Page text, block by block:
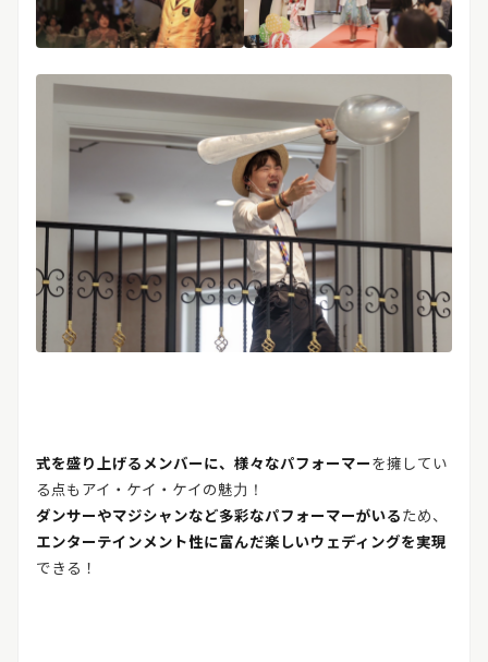
式を盛り上げるメンバーに、様々なパフォーマーを擁してい
る点もアイ・ケイ・ケイの魅力！
ダンサーやマジシャンなど多彩なパフォーマーがいるため、
エンターテインメント性に富んだ楽しいウェディングを実現
できる！